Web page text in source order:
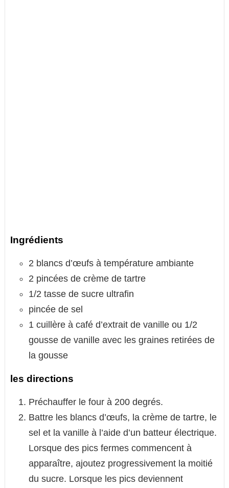
Ingrédients
2 blancs d’œufs à température ambiante
2 pincées de crème de tartre
1/2 tasse de sucre ultrafin
pincée de sel
1 cuillère à café d’extrait de vanille ou 1/2
gousse de vanille avec les graines retirées de
la gousse
les directions
Préchauffer le four à 200 degrés.
Battre les blancs d’œufs, la crème de tartre, le
sel et la vanille à l’aide d’un batteur électrique.
Lorsque des pics fermes commencent à
apparaître, ajoutez progressivement la moitié
du sucre. Lorsque les pics deviennent